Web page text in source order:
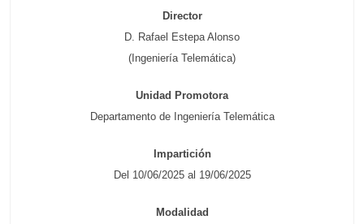
Director
D. Rafael Estepa Alonso
(Ingeniería Telemática)
Unidad Promotora
Departamento de Ingeniería Telemática
Impartición
Del 10/06/2025 al 19/06/2025
Modalidad